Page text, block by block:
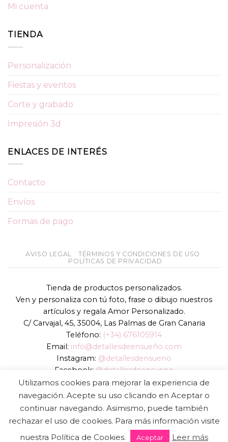
Mi cuenta
TIENDA
Personalización
Fiestas y eventos
Corte y grabado
Impresión 3d
ENLACES DE INTERÉS
Contacto
Envíos
Formas de pago
AVISO LEGAL
TÉRMINOS Y CONDICIONES DE USO
POLÍTICAS DE PRIVACIDAD
Tienda de productos personalizados.
Ven y personaliza con tú foto, frase o dibujo nuestros
artículos y regala Amor Personalizado.
C/ Carvajal, 45, 35004, Las Palmas de Gran Canaria
Teléfono: (+34) 676105914
Email: info@detallesdeensueño.com
Instagram: @detallesdensueno
Facebook: @detallesdeensueno
TikTok: @detallesdensueno
Página web:www.detallesdeensueño.com
Copyright 2026 © DIGALOWEB.COM
Utilizamos cookies para mejorar la experiencia de
navegación. Acepte su uso clicando en Aceptar o
continuar navegando. Asimismo, puede también
rechazar el uso de cookies. Para más información visite
nuestra Política de Cookies.
Aceptar Leer más